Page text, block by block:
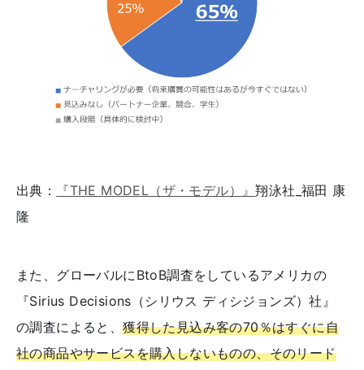
出典： 『THE MODEL（ザ・モデル）』翔泳社_福田 康
隆
また、グローバルにBtoB調査をしているアメリカの
『Sirius Decisions（シリウス ディシジョンズ）社』
の調査によると、獲得した見込み客の70％はすぐに自
社の商品やサービスを購入しないものの、そのリード